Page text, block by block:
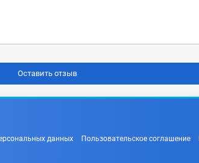
данных Пользовательское соглашение